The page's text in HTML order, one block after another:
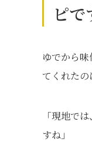
ピで
ゆでから
てくれたの
「現地で
すね」